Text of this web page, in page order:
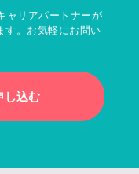
ャリアパートナーが
す。お気軽にお問い
し込む